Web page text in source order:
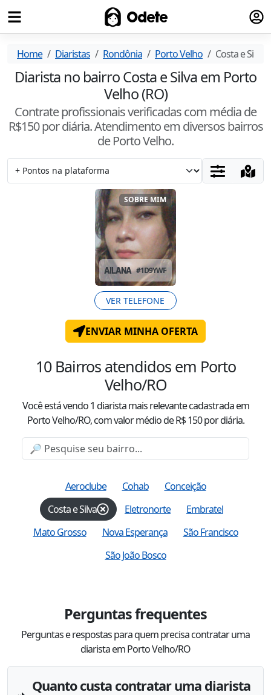
Odete
Home Diaristas Rondônia Porto Velho Costa e Silva
Diarista no bairro Costa e Silva em Porto
Velho (RO)
Contrate profissionais verificadas com média de
R$150por diária. Atendimentoem diversos bairros
de Porto Velho.
SOBRE MIM
AILANA #1D9YWFQU
VER TELEFONE
ENVIAR MINHA OFERTA
10 Bairros atendidos em Porto
Velho/RO
Você está vendo1 diarista mais relevante cadastrada em
Porto Velho/RO, com valormédiode R$150por diária.
Aeroclube Cohab
Conceição
Costa e Silva
Eletronorte
Embratel
Mato Grosso
Nova Esperança
São Francisco
São João Bosco
Perguntas frequentes
Perguntas e respostas para quem precisa contratar uma
diarista em Porto Velho/RO
Quanto custa contratar uma diarista